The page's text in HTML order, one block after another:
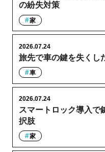
の紛失対策
家
旅先で車の鍵を失くし
2026.07.24
車
スマートロック導入で
択肢
2026.07.24
家